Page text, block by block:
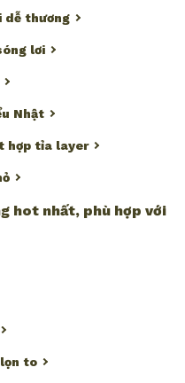
dễ thương
lơi
Nhật
hợp tỉa layer
hot nhất, phù hợp với
to